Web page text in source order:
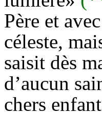
Père et
céleste,
saisit dès
d’aucun
chers